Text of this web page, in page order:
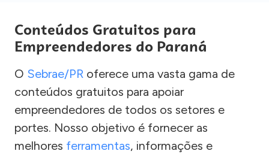
Conteúdos Gratuitos para
Empreendedores do Paraná
O Sebrae/PR oferece uma vasta gama de
conteúdos gratuitos para apoiar
empreendedores de todos os setores e
portes. Nosso objetivo é fornecer as
melhores ferramentas, informações e